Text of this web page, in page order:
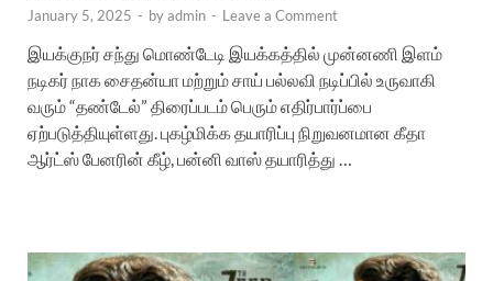
January 5, 2025 - byadmin - Leave a Comment
இயக்குநர் சந்து மொண்டேடி இயக்கத்தில் முன்னணி இளம்
நடிகர் நாக சைதன்யா மற்றும் சாய் பல்லவி நடிப்பில் உருவாகி
வரும் “தண்டேல்” திரைப்படம் பெரும் எதிர்பார்ப்பை
ஏற்படுத்தியுள்ளது. புகழ்மிக்க தயாரிப்பு நிறுவனமான கீதா
ஆர்ட்ஸ் பேனரின் கீழ், பன்னி வாஸ் தயாரித்து …